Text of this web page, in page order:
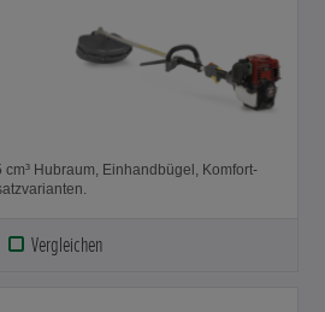
cm³ Hubraum, Einhandbügel, Komfort-
Vergleichen